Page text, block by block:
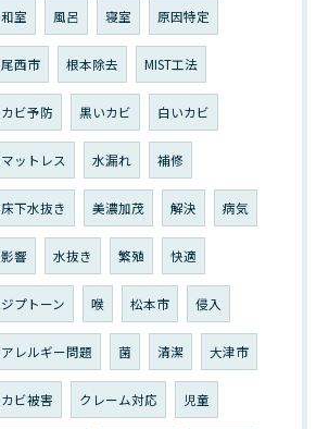
和室 風呂 寝室 原因特定
尾西市 根本除去 MIST工法
カビ予防 黒いカビ 白いカビ
マットレス 水漏れ 補修
床下水抜き 美濃加茂 解決 病気
影響 水抜き 繁殖 快適
ジプトーン 喉 松本市 侵入
アレルギー問題 菌 清潔 大津市
カビ被害 クレーム対応 児童